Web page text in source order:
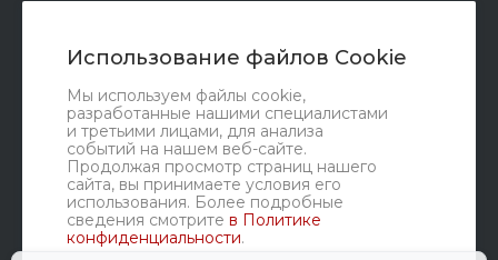
Использование файлов Cookie
Мы используем файлы cookie,
разработанные нашими специалистами
и третьими лицами, для анализа
событий на нашем веб-сайте.
Продолжая просмотр страниц нашего
сайта, вы принимаете условия его
использования. Более подробные
сведения смотрите в Политике
конфиденциальности.
Мы в соц. сетях